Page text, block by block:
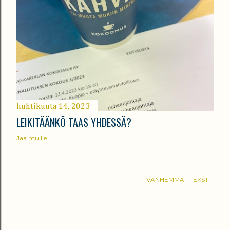
huhtikuuta 14, 2023
LEIKITÄÄNKÖ TAAS YHDESSÄ?
Jaa muille
VANHEMMAT TEKSTIT